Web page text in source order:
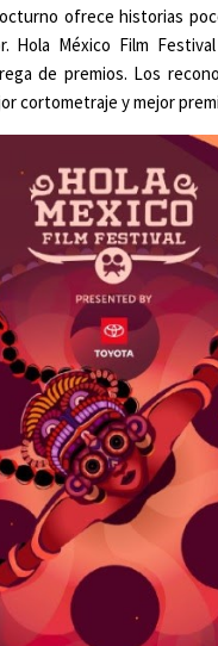
ofrece historias
Hola México Film
de premios. Los
cortometraje y mejor